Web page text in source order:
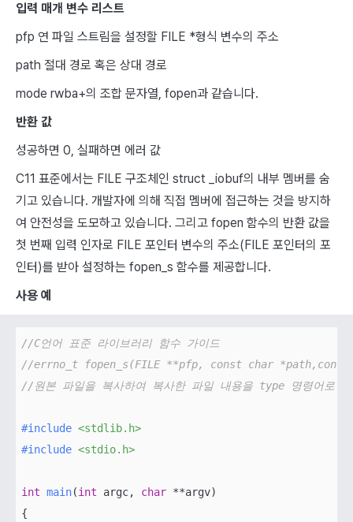
입력 매개 변수 리스트
pfp 연 파일 스트림을 설정할 FILE *형식 변수의 주소
path 절대 경로 혹은 상대 경로
mode rwba+의 조합 문자열, fopen과 같습니다.
반환 값
성공하면 0, 실패하면 에러 값
C11 표준에서는 FILE 구조체인 struct _iobuf의 내부 멤버를 숨
기고 있습니다. 개발자에 의해 직접 멤버에 접근하는 것을 방지하
여 안전성을 도모하고 있습니다. 그리고 fopen 함수의 반환 값을
첫 번째 입력 인자로 FILE 포인터 변수의 주소(FILE 포인터의 포
인터)를 받아 설정하는 fopen_s 함수를 제공합니다.
사용 예
//C언어 표준 라이브러리 함수 가이드
//errno_t fopen_s(FILE **pfp, const char *path,const
//원본 파일을 복사하여 복사한 파일 내용을 type 명령어로
#include <stdlib.h>
#include <stdio.h>
int main(int argc, char **argv)
{